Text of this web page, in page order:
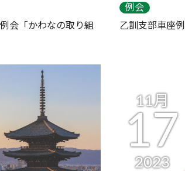
会「かわなの取り組
例会
乙訓支部車座
11月
17
2023